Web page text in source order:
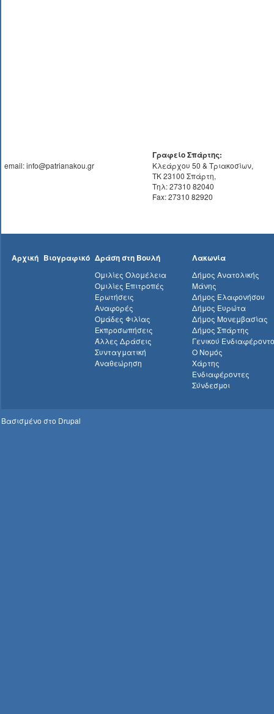
email: info@patrianakou.gr
Γραφείο Σπάρτης:
Κλεάρχου 50 & Τριακοσίων,
ΤΚ 23100 Σπάρτη,
Τηλ: 27310 82040
Fax: 27310 82920
Αρχική Βιογραφικό Δράση στη Βουλή
Ομιλίες Ολομέλεια
Ομιλίες Επιτροπές
Ερωτήσεις
Αναφορές
Ομάδες Φιλίας
Εκπροσωπήσεις
Άλλες Δράσεις
Συνταγματική
Αναθεώρηση
Λακωνία
Δήμος Ανατολικής
Μάνης
Δήμος Ελαφονήσου
Δήμος Ευρώτα
Δήμος Μονεμβασίας
Δήμος Σπάρτης
Γενικού
Ο Νομός
Χάρτης
Ενδιαφέροντες
Σύνδεσμοι
Βασισμένο στο Drupal